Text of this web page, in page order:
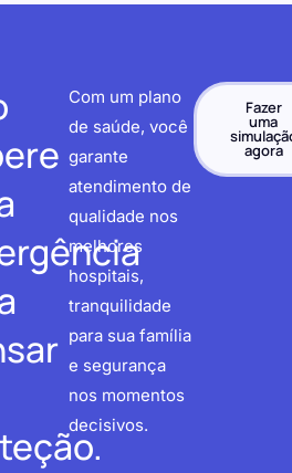
Com um plano
de saúde, você
garante
atendimento de
qualidade nos
melhores
hospitais,
tranquilidade
para sua família
e segurança
nos momentos
decisivos.
Fazer
uma
agora